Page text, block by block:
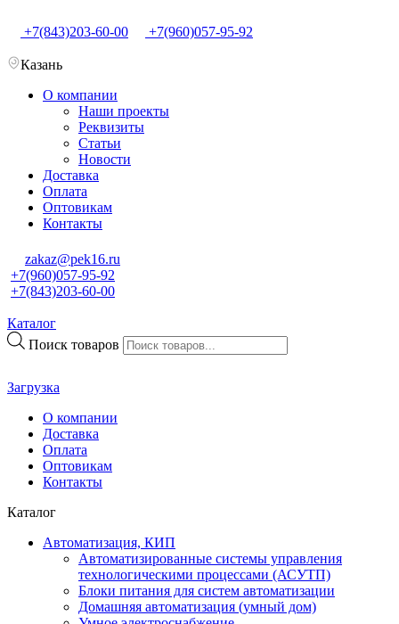
+7(843)203-60-00 +7(960)057-95-92
Казань
О компании
Наши проекты
Реквизиты
Статьи
Новости
Доставка
Оплата
Оптовикам
Контакты
zakaz@pek16.ru
+7(960)057-95-92
+7(843)203-60-00
Каталог
Поиск товаров
Загрузка
О компании
Доставка
Оплата
Оптовикам
Контакты
Каталог
Автоматизация, КИП
Автоматизированные системы управления
технологическими процессами (АСУТП)
Блоки питания для систем автоматизации
Домашняя автоматизация (умный дом)